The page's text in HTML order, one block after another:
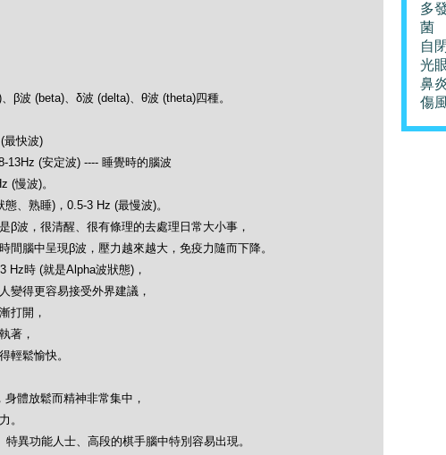
β波 (beta)、δ波 (delta)、θ波 (theta)四種。
快波)
(安定波) ---- 睡覺時的腦波
(慢波)。
熟睡)，0.5-3 Hz (最慢波)。
β波，很清醒、很有條理的去處理日常大小事，
間腦中呈現β波，壓力越來越大，免疫力隨而下降。
Hz時 (就是Alpha波狀態)，
變得更容易接受外界建議，
打開，
著，
輕鬆愉快。
體放鬆而精神非常集中，
。
異功能人士、高段的棋手腦中特別容易出現。
多
菌
自
光
鼻
傷